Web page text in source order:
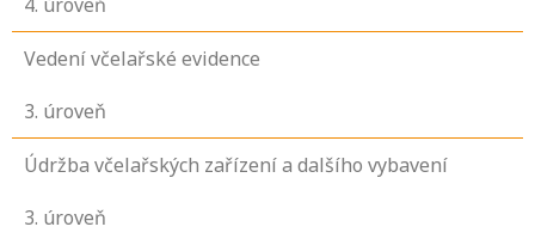
Vedení včelařské evidence
3. úroveň
Údržba včelařských zařízení a dalšího vybavení
3. úroveň